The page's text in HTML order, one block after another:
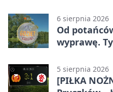
6 sierpnia 2026
Od
wyprawę.
5 sierpnia 2026
[PIŁKA